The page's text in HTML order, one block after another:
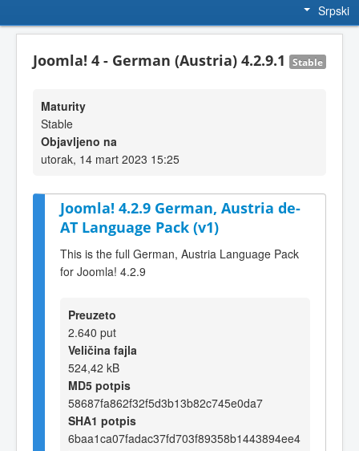
Srpski
Joomla! 4 - German (Austria) 4.2.9.1 Stable
Maturity
Stable
Objavljeno na
utorak, 14 mart 2023 15:25
Joomla! 4.2.9 German, Austria de-
AT Language Pack (v1)
This is the full German, Austria Language Pack
for Joomla! 4.2.9
Preuzeto
2.640 put
Veličina fajla
524,42 kB
MD5 potpis
58687fa862f32f5d3b13b82c745e0da7
SHA1 potpis
6baa1ca07fadac37fd703f89358b1443894ee4